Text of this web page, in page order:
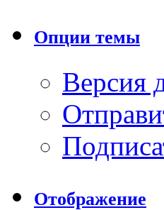
Опции темы
Версия
Отображение